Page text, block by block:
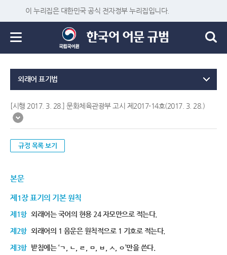
이 누리집은 대한민국 공식 전자정부 누리집입니다.
외래어 표기법
[시행 2017. 3. 28.] 문화체육관광부 고시 제2017-14호(2017. 3. 28.)
규정 목록 보기
본문
제1장 표기의 기본 원칙
제1항 외래어는 국어의 현용 24 자모만으로 적는다.
제2항 외래어의 1 음운은 원칙적으로 1 기호로 적는다.
제3항 받침에는 ‘ㄱ, ㄴ, ㄹ, ㅁ, ㅂ, ㅅ, ㅇ’만을 쓴다.